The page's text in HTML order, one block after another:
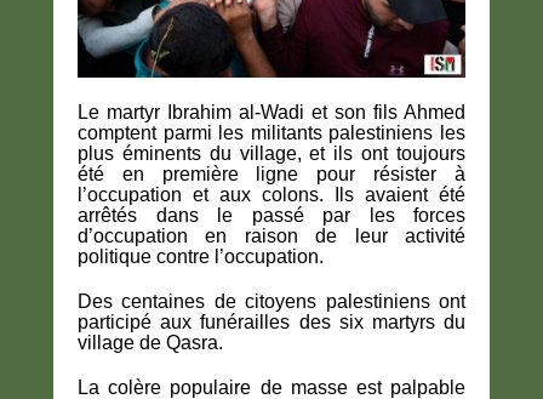
Le martyr Ibrahim al-Wadi et son fils Ahmed
comptent parmi les militants palestiniens les
plus éminents du village, et ils ont toujours
été en première ligne pour résister à
l’occupation et aux colons. Ils avaient été
arrêtés dans le passé par les forces
d’occupation en raison de leur activité
politique contre l’occupation.
Des centaines de citoyens palestiniens ont
participé aux funérailles des six martyrs du
village de Qasra.
La colère populaire de masse est palpable